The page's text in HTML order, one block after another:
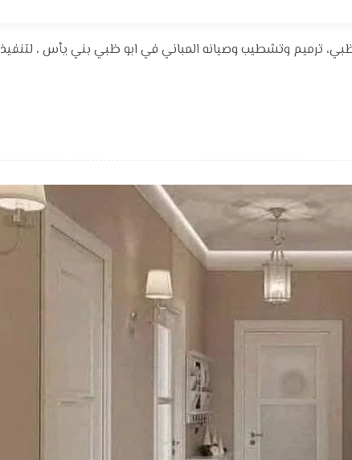
ترميم وتشطيب وصيانه المباني في ابو ظبي بني يأس ، لتنفيذ